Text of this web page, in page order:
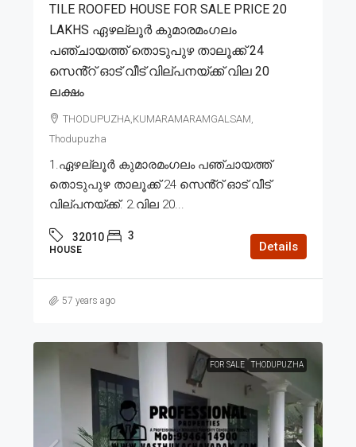
TILE ROOFED HOUSE FOR SALE PRICE 20
LAKHS ഏഴല്ലൂർ കുമാരമംഗലം
പഞ്ചായത്ത് തൊടുപുഴ താലൂക്ക് 24
സെൻ്റ് ഓട് വീട് വില്പനയ്ക്ക് വില 20
ലക്ഷം
THODUPUZHA,KUMARAMARAMGALSAM,
Thodupuzha
1.ഏഴല്ലൂർ കുമാരമംഗലം പഞ്ചായത്ത്
തൊടുപുഴ താലൂക്ക് 24 സെൻ്റ് ഓട് വീട്
വില്പനയ്ക്ക്. 2.വില 20...
32010 3
HOUSE Details
57 years ago
FOR SALE THODUPUZHA